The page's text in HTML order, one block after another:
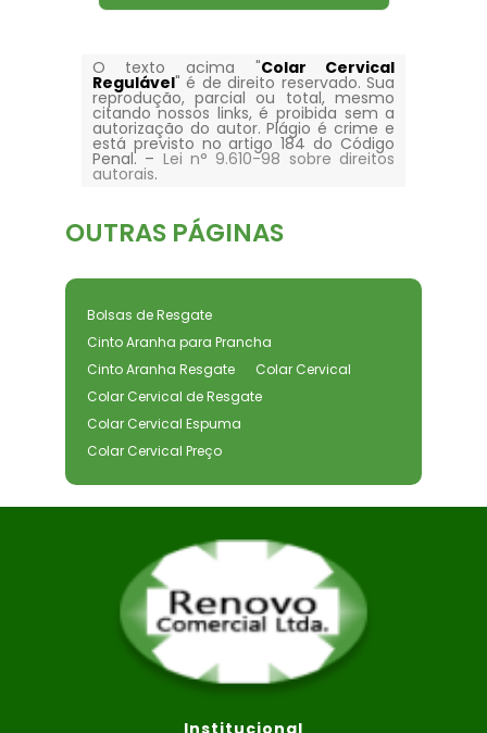
O texto acima "Colar Cervical
Regulável" é de direito reservado. Sua
reprodução, parcial ou total, mesmo
citando nossos links, é proibida sem a
autorização do autor. Plágio é crime e
está previsto no artigo 184 do Código
Penal. – Lei n° 9.610-98 sobre direitos
autorais.
OUTRAS PÁGINAS
Bolsas de Resgate
Cinto Aranha para Prancha
Cinto Aranha Resgate
Colar Cervical
Colar Cervical de Resgate
Colar Cervical Espuma
Colar Cervical Preço
Colar Cervical Regulável
Equipamentos de Resgate
Equipamentos de Resgate e Primeiros
Socorros
Fabrica de Macas de Resgate
Fabricante de Equipamentos Médicos
Fabricante de Macas de Resgate Sked